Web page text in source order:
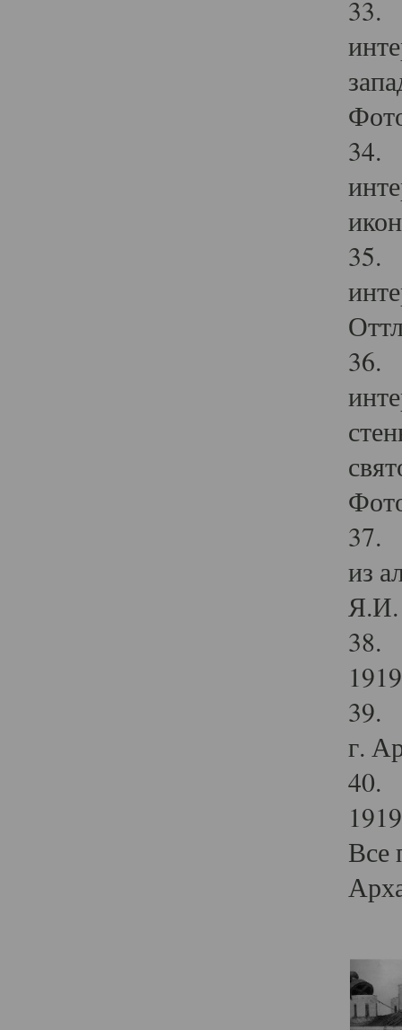
33.
34.
35.
36.
37.
из
Я.И.
38.
39.
г.
40.
Все